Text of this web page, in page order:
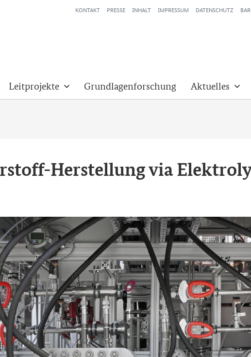
KONTAKT PRESSE INHALT IMPRESSUM DATENSCHUTZ
Leitprojekte Grundlagenforschung Aktuelles
​Herstellung via